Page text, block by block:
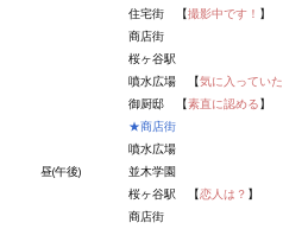
住宅街 【撮影中です！ 】
商店街
桜ヶ谷駅
噴水広場 【気に入っていた
御厨邸 【素直に認める】
★商店街
噴水広場
昼(午後)
並木学園
桜ヶ谷駅 【恋人は？ 】
商店街